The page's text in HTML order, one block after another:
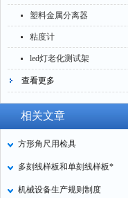
塑料金属分离器
粘度计
led灯老化测试架
查看更多
相关文章
方形角尺用检具
多刻线样板和单刻线样板*
机械设备生产规则制度